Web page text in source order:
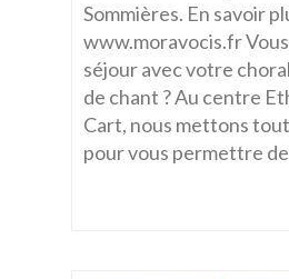
Sommières. En savoir
www.moravocis.fr
séjour avec votre
de chant ? Au centre
Cart, nous mettons
pour vous permettre